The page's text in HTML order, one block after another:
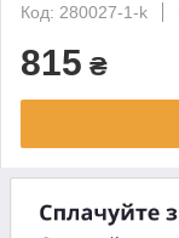
Код: 280027-1-k
815 ₴